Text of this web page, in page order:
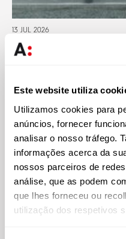
Este website utiliza
Utilizamos cookies para
anúncios, fornecer
analisar o nosso tráfego.
informações acerca da
nossos parceiros de
análise, que as podem
que lhes forneceu ou
utilização dos respetivos
13 JUL 2026
Abreu Advogados reúne